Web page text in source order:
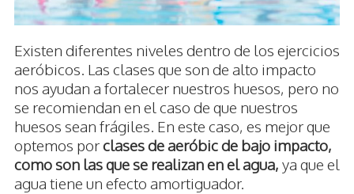
Existen diferentes niveles dentro de los ejercicios
aeróbicos. Las clases que son de alto impacto
nos ayudan a fortalecer nuestros huesos, pero no
se recomiendan en el caso de que nuestros
huesos sean frágiles. En este caso, es mejor que
optemos porclases de aeróbic de bajo impacto,
como son las que se realizan en el agua, ya que el
agua tiene un efecto amortiguador.